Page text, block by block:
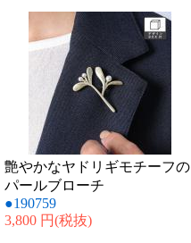
艶やかなヤドリギモチーフの
パールブローチ
●190759
3,800 円(税抜)